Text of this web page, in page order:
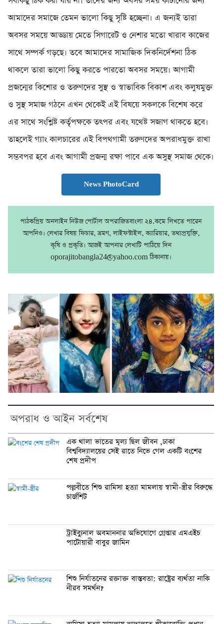
আমাদের সমাজে তেমন ভালো কিছু সৃষ্টি হচ্ছেনা। এ জন্যই তারা
অবসর সময়ে আড্ডায় মেতে সিগারেট ও নেশার মতো খারাব কাজের
সাথে সম্পর্ক গড়ছে। তবে আমাদের সামাজিক দিকনির্দেশনা ঠিক
থাকলে তারা ভালো কিছু করতে পারতো অবসর সময়ে। আগামী
প্রজন্মের কিশোর ও তরুণদের সুস্থ ও স্বাভাবিক বিকাশ এবং কলুষমুক্ত
ও সুস্থ সমাজ গঠনে এখন থেকেই এই বিষয়ে সকলকে বিশেষ করে
এর সাথে সংশ্লিষ্ট কর্তৃপক্ষকে তৎপর এবং যথেষ্ট সজাগ থাকতে হবে।
তাহলেই গ্যাং কালচারের এই বিপথগামী তরুণদের অপরাধমুক্ত রাখা
সম্ভবপর হবে এবং আগামী প্রজন্ম রক্ষা পাবে এক অসুস্থ সমাজ থেকে।
News PhotoCard
পাঠকপ্রিয় অনলাইন নিউজ পোর্টাল অপরাজিতবাংলা ২৪.কমে লিখতে পারেন
আপনিও। লেখার বিষয় ফিচার, ভ্রমণ, লাইফস্টাইল, ক্যারিয়ার, তথ্যপ্রযুক্তি,
কৃষি ও প্রকৃতি। আজই আপনার লেখাটি পাঠিয়ে দিন
oporajitobangla24@yahoo.com ঠিকানায়।
অপরাধ ও আইন সর্বশেষ
এক থালা ভাতের মূল্য ছিল জীবন ,ঢাকা
বিশ্ববিদ্যালয়ের সেই রাতে নিভে গেল একটি বংশের
শেষ প্রদীপ
পল্লবীতে শিশু রামিসা হত্যা মামলায় স্বামী-স্ত্রীর বিরুদ্ধে
চার্জশিট
ট্রাইব্যুনাল অবমাননার অভিযোগে গ্রেপ্তার এমএইচ
পাটোয়ারী বাবুর জামিন
শিশু নির্যাতনের রক্তাক্ত বাস্তবতা: রাষ্ট্রের ব্যর্থতা নাকি
নীরব সমর্থন?